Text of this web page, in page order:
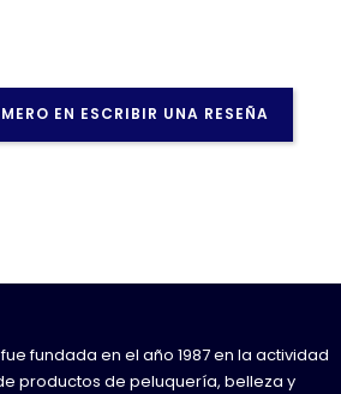
EN ESCRIBIR UNA RESEÑA
fue fundada en el año 1987 en la actividad
productos de peluquería, belleza y